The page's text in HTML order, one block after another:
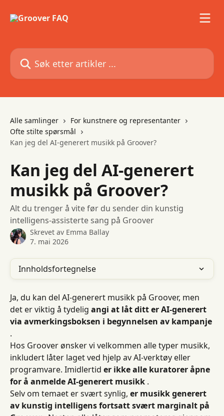
Søk etter artikler ...
Alle samlinger
For kunstnere og representanter
Ofte stilte spørsmål
Kan jeg del AI-generert musikk på Groover?
Kan jeg del AI-generert
musikk på Groover?
Alt du trenger å vite før du sender din kunstig
intelligens-assisterte sang på Groover
Skrevet av Emma Ballay
7. mai 2026
Innholdsfortegnelse
Ja, du kan del AI-generert musikk på Groover, men
det er viktig å tydelig angi at låt ditt er AI-generert
via avmerkingsboksen i begynnelsen av kampanje
.
Hos Groover ønsker vi velkommen alle typer musikk,
inkludert låter laget ved hjelp av AI-verktøy eller
programvare. Imidlertid er ikke alle kuratorer åpne
for å anmelde AI-generert musikk .
Selv om temaet er svært synlig, er musikk generert
av kunstig intelligens fortsatt svært marginalt på